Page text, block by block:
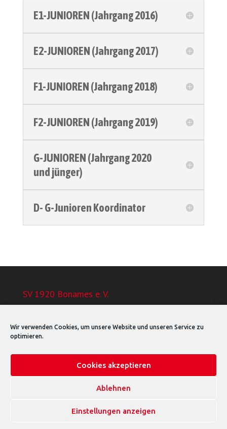
Wir verwenden Cookies, um unsere Website und unseren Service zu
optimieren.
Cookies akzeptieren
Ablehnen
Einstellungen anzeigen
E1-JUNIOREN (Jahrgang 2016)
E2-JUNIOREN (Jahrgang 2017)
F1-JUNIOREN (Jahrgang 2018)
F2-JUNIOREN (Jahrgang 2019)
G-JUNIOREN (Jahrgang 2020
und jünger)
D- G-Junioren Koordinator
SV 1920 Bonames e. V.
Harheimer Weg 44
60437 Frankfurt